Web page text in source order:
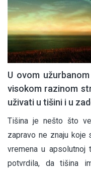
U ovom
visokom razinom
uživati u tišini i u
Tišina je nešto što
zapravo ne znaju koje
vremena u
potvrdila, da tišina